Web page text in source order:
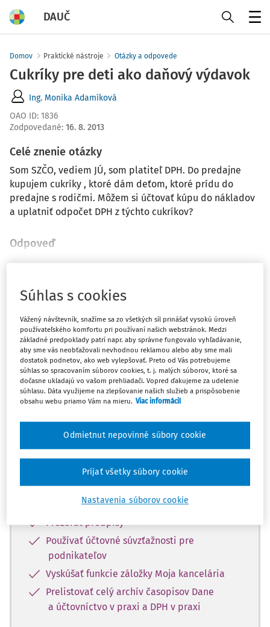
DAUČ
Domov Praktické nástroje Otázky a odpovede
Cukríky pre deti ako daňový výdavok
Ing. Monika Adamíková
OAO ID: 1836
Zodpovedané: 16. 8. 2013
Celé znenie otázky
Som SZČO, vediem JÚ, som platiteľ DPH. Do predajne
kupujem cukríky , ktoré dám deťom, ktoré prídu do
predajne s rodičmi. Môžem si účtovať kúpu do nákladov
a uplatniť odpočet DPH z týchto cukríkov?
Odpoveď
Zatiaľ ste si prečítali len začiatok...
Celý dokument je len pre predplatiteľov.
Zaregistrujte sa a získajte
zadarmo prístup k vybranému obsahu na
10 dní.
Prečítať platené články na portáli
Prezerať predpisy
Používať účtovné súvzťažnosti pre
podnikateľov
Vyskúšať funkcie záložky Moja kancelária
Prelistovať celý archív časopisov Dane
a účtovníctvo v praxi a DPH v praxi
Súhlas s cookies
Vážený návštevník, snažíme sa zo všetkých síl prinášať vysokú úroveň
používateľského komfortu pri používaní našich webstránok. Medzi
základné predpoklady patrí napr. aby správne fungovalo vyhľadávanie,
aby sme vás neobťažovali nevhodnou reklamou alebo aby sme mali
dostatok podnetov, ako web vylepšovať. Preto od Vás potrebujeme
súhlas so spracovaním súborov cookies, t. j. malých súborov, ktoré sa
dočasne ukladajú vo vašom prehliadači. Vopred ďakujeme za udelenie
súhlasu. Dáta využijeme na zlepšovanie našich služieb a prispôsobenie
obsahu webu priamo Vám na mieru. Viac informácií
Nastavenia súborov cookie
Odmietnut nepovinné súbory cookie
Prijať všetky súbory cookie